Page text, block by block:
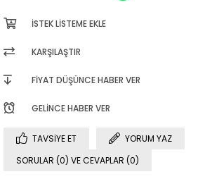
İSTEK LISTEME EKLE
KARŞILAŞTIR
FIYAT DÜŞÜNCE HABER VER
GELINCE HABER VER
TAVSIYE ET
YORUM YAZ
SORULAR (0) VE CEVAPLAR (0)